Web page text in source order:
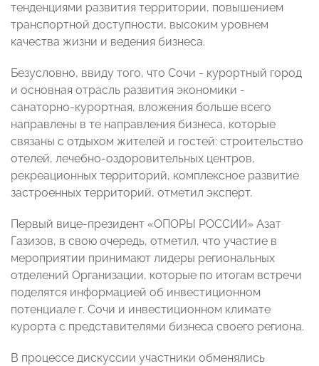
тенденциями развития территории, повышением
транспортной доступности, высоким уровнем
качества жизни и ведения бизнеса.
Безусловно, ввиду того, что Сочи - курортный город
и основная отрасль развития экономики -
санаторно-курортная, вложения больше всего
направлены в те направления бизнеса, которые
связаны с отдыхом жителей и гостей: строительство
отелей, лечебно-оздоровительных центров,
рекреационных территорий, комплексное развитие
застроенных территорий, отметил эксперт.
Первый вице-президент «ОПОРЫ РОССИИ» Азат
Газизов, в свою очередь, отметил, что участие в
мероприятии принимают лидеры региональных
отделений Организации, которые по итогам встречи
поделятся информацией об инвестиционном
потенциале г. Сочи и инвестиционном климате
курорта с представителями бизнеса своего региона.
В процессе дискуссии участники обменялись